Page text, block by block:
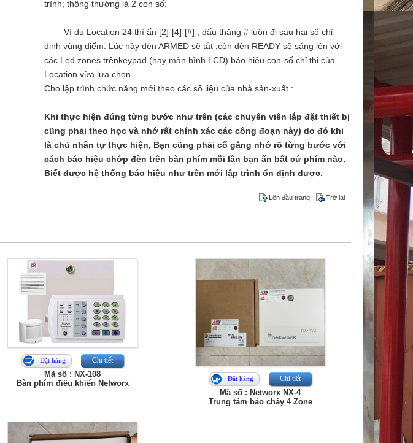
trình; thông thường là 2 con số:
Ví dụ Location 24 thì ấn [2]-[4]-[#] ; dấu thăng # luôn đi sau hai số chỉ
định vùng điểm. Lúc này đèn ARMED sẽ tắt ,còn đèn READY sẽ sáng lên với
các Led zones trênkeypad (hay màn hình LCD) báo hiệu con-số chỉ thị của
Location vừa lựa chọn.
Cho lập trình chức năng mới theo các số liệu của nhà sản-xuất :
Khi thực hiện đúng từng bước như trên (các chuyên viên lắp đặt thiết bị
cũng phải theo học và nhớ rất chính xác các công đoạn này) do đó khi
là chủ nhân tự thực hiện, Bạn cũng phải cố gắng nhớ rõ từng bước với
cách báo hiệu chớp đèn trên bàn phím mỗi lần bạn ấn bất cứ phím nào.
Biết được hệ thống báo hiệu như trên mới lập trình ổn định được.
Lên đầu trang Trở lại
Đặt hàng Chi tiết
Mã số : NX-108
Bàn phím điều khiển Networx
Đặt hàng Chi tiết
Mã số : Networx NX-4
Trung tâm báo cháy 4 Zone